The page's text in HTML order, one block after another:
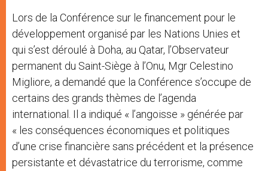
Lors de la Conférence sur le financement pour le
développement organisé par les Nations Unies et
qui s’est déroulé à Doha, au Qatar, l’Observateur
permanent du Saint-Siège à l’Onu, Mgr Celestino
Migliore, a demandé que la Conférence s’occupe de
certains des grands thèmes de l’agenda
international. Il a indiqué « l’angoisse » générée par
« les conséquences économiques et politiques
d’une crise financière sans précédent et la présence
persistante et dévastatrice du terrorisme, comme